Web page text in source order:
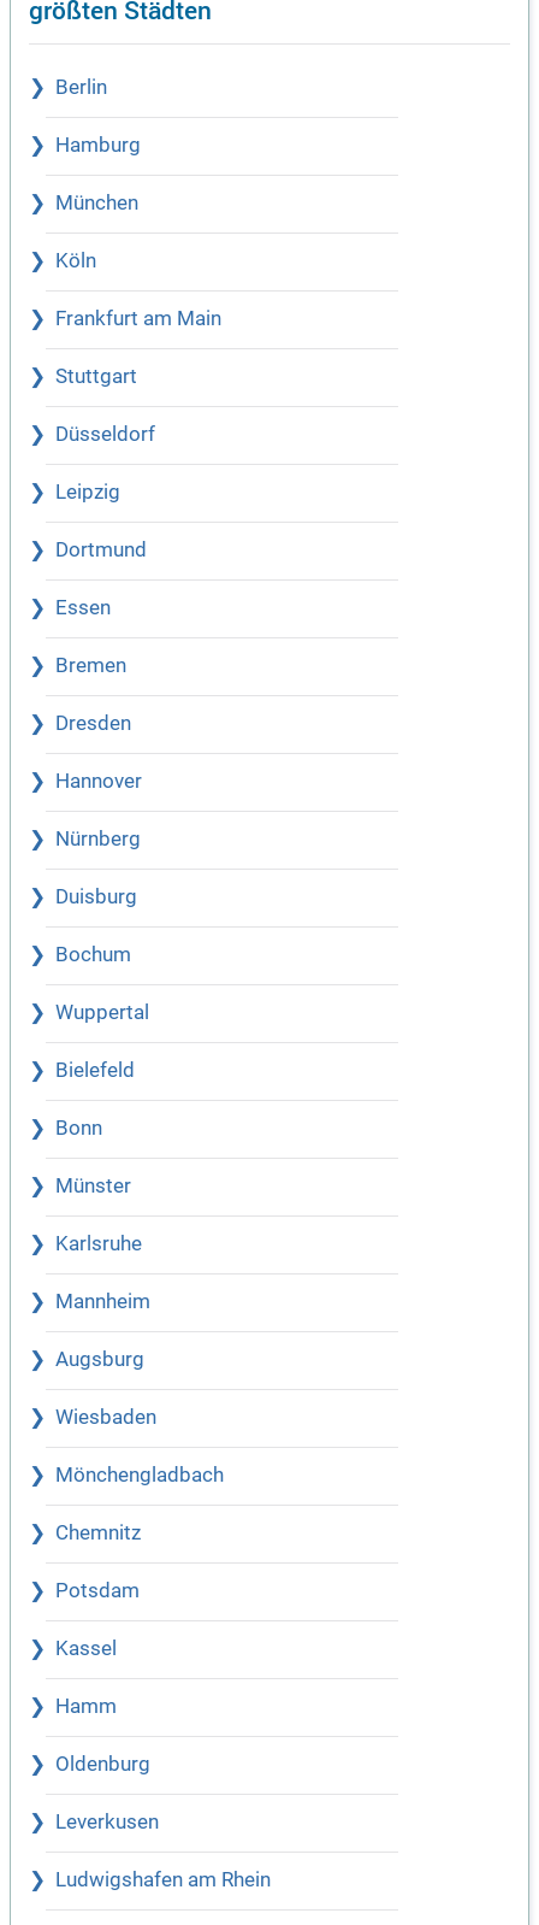
größten Städten
Berlin
Hamburg
München
Köln
Frankfurt am Main
Stuttgart
Düsseldorf
Leipzig
Dortmund
Essen
Bremen
Dresden
Hannover
Nürnberg
Duisburg
Bochum
Wuppertal
Bielefeld
Bonn
Münster
Karlsruhe
Mannheim
Augsburg
Wiesbaden
Mönchengladbach
Chemnitz
Potsdam
Kassel
Hamm
Oldenburg
Leverkusen
Ludwigshafen am Rhein